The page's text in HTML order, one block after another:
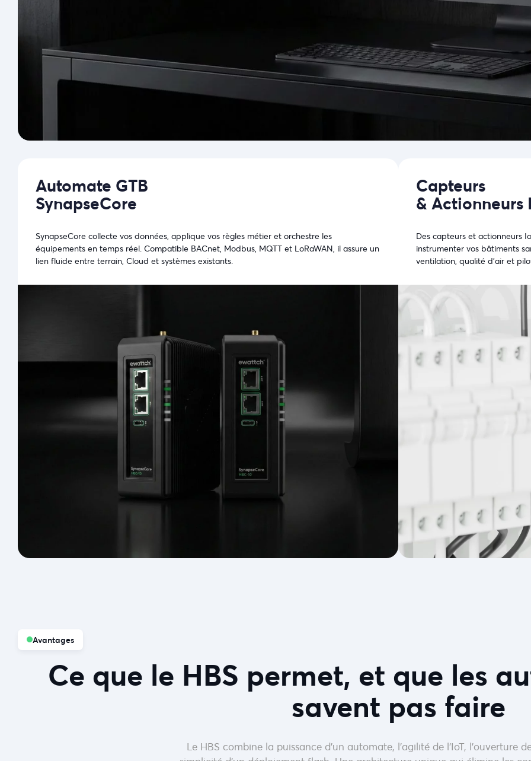
Automate GTB
SynapseCore
SynapseCore collecte vos données, applique vos règles métier et orchestre les
équipements en temps réel. Compatible BACnet, Modbus, MQTT et LoRaWAN, il assure un
lien fluide entre terrain, Cloud et systèmes existants.
Capteurs
& Actionneurs
Des capteurs et actionneurs
instrumenter vos bâtiments
ventilation, qualité d’air et
Avantages
Ce que le HBS permet, et que les
savent pas faire
Le HBS combine la puissance d’un automate, l’agilité de l’IoT, l’ouverture